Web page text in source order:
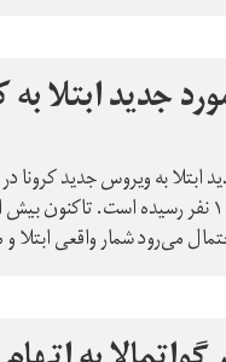
از شناسایی ۲۹۹۹ مورد جدید ابتلا به
واقعی ابتلا و مرگ ناشی از کووید۱۹